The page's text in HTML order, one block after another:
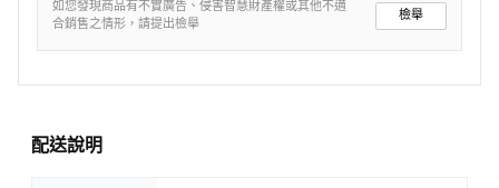
如您發現商品有不實廣告、侵害智慧財產權或其他不適
合銷售之情形，請提出檢舉
檢舉
配送說明